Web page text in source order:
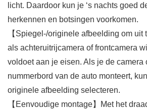
licht. Daardoor kun je ‘s nachts goed
herkennen en botsingen voorkomen.
【Spiegel-/originele afbeelding om uit
als achteruitrijcamera of frontcamera
voldoet aan je eisen. Als je de camera
nummerbord van de auto monteert,
originele afbeelding selecteren.
【Eenvoudige montage】Met het